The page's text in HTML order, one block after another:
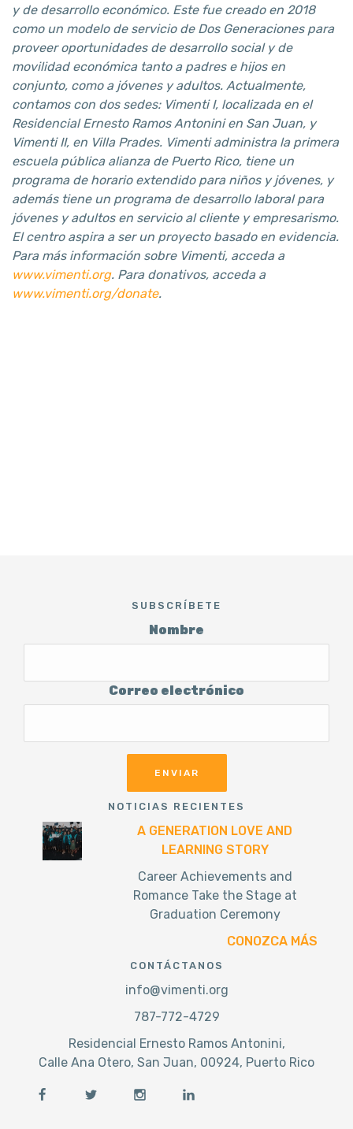
y de desarrollo económico. Este fue creado en 2018
como un modelo de servicio de Dos Generaciones para
proveer oportunidades de desarrollo social y de
movilidad económica tanto a padres e hijos en
conjunto, como a jóvenes y adultos. Actualmente,
contamos con dos sedes: Vimenti I, localizada en el
Residencial Ernesto Ramos Antonini en San Juan, y
Vimenti II, en Villa Prades. Vimenti administra la primera
escuela pública alianza de Puerto Rico, tiene un
programa de horario extendido para niños y jóvenes, y
además tiene un programa de desarrollo laboral para
jóvenes y adultos en servicio al cliente y empresarismo.
El centro aspira a ser un proyecto basado en evidencia.
Para más información sobre Vimenti, acceda a
www.vimenti.org. Para donativos, acceda a
www.vimenti.org/donate.
SUBSCRÍBETE
Nombre
Correo electrónico
NOTICIAS RECIENTES
A GENERATION LOVE AND
LEARNING STORY
Career Achievements and
Romance Take the Stage at
Graduation Ceremony
CONOZCA MÁS
CONTÁCTANOS
info@vimenti.org
787-772-4729
Residencial Ernesto Ramos Antonini,
Calle Ana Otero, San Juan, 00924, Puerto Rico